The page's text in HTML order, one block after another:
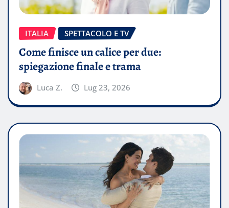
ITALIA SPETTACOLO E TV
Come finisce un calice per due:
spiegazione finale e trama
Luca Z. Lug 23, 2026